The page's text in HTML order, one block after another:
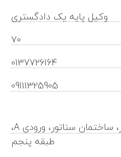
وکیل پایه یک دادگستری
70
0137726164
09111325905
رشت، گلسار، گلباغ نماز، ساختمان سناتور، ورودی A،
طبقه پنجم